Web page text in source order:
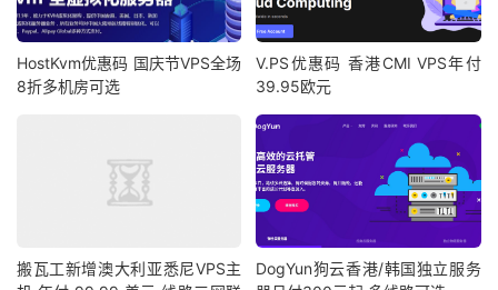
HostKvm优惠码 国庆节VPS全场
8折多机房可选
V.PS优惠码 香港CMI VPS年付
39.95欧元
搬瓦工新增澳大利亚悉尼VPS主
DogYun狗云香港/韩国独立服务